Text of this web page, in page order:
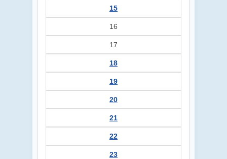
15
16
17
18
19
20
21
22
23